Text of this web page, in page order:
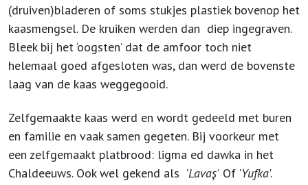
(druiven)bladeren of soms stukjes plastiek bovenop het
kaasmengsel. De kruiken werden dan diep ingegraven.
Bleek bij het ‘oogsten’ dat de amfoor toch niet
helemaal goed afgesloten was, dan werd de bovenste
laag van de kaas weggegooid.
Zelfgemaakte kaas werd en wordt gedeeld met buren
en familie en vaak samen gegeten. Bij voorkeur met
een zelfgemaakt platbrood: ligma ed dawka in het
Chaldeeuws. Ook wel gekend als 'Lavaş' Of 'Yufka'.